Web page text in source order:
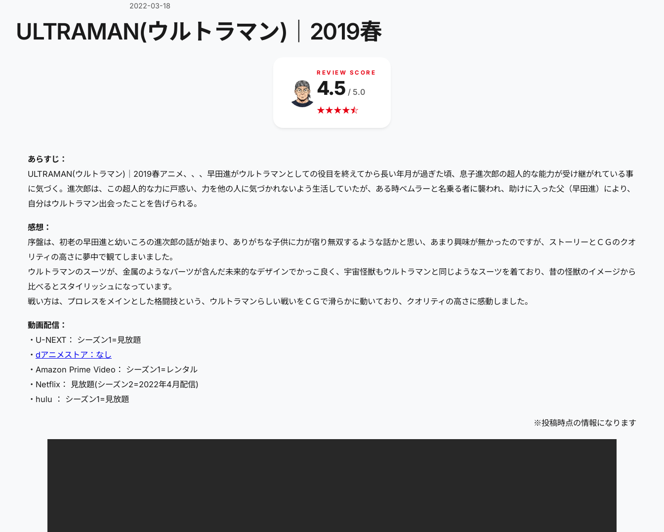
2022-03-18
ULTRAMAN(ウルトラマン)｜2019春
REVIEW SCORE
★★★★☆
★
4.5 / 5.0
あらすじ：
ULTRAMAN(ウルトラマン)｜2019春アニメ、、、早田進がウルトラマンとしての役目を終えてから長い年月が過ぎた頃、息子進次郎の超人的な能力が受け継がれている事
に気づく。進次郎は、この超人的な力に戸惑い、力を他の人に気づかれないよう生活していたが、ある時ベムラーと名乗る者に襲われ、助けに入った父（早田進）により、
自分はウルトラマン出会ったことを告げられる。
感想：
序盤は、初老の早田進と幼いころの進次郎の話が始まり、ありがちな子供に力が宿り無双するような話かと思い、あまり興味が無かったのですが、ストーリーとＣＧのクオ
リティの高さに夢中で観てしまいました。
ウルトラマンのスーツが、金属のようなパーツが含んだ未来的なデザインでかっこ良く、宇宙怪獣もウルトラマンと同じようなスーツを着ており、昔の怪獣のイメージから
比べるとスタイリッシュになっています。
戦い方は、プロレスをメインとした格闘技という、ウルトラマンらしい戦いをＣＧで滑らかに動いており、クオリティの高さに感動しました。
動画配信：
・U-NEXT： シーズン1=見放題
・ dアニメストア：なし
・Amazon Prime Video： シーズン1=レンタル
・Netflix： 見放題(シーズン2=2022年4月配信)
・hulu ： シーズン1=見放題
※投稿時点の情報になります